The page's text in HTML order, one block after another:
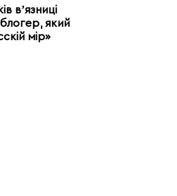
вʼязниці
який
мір»